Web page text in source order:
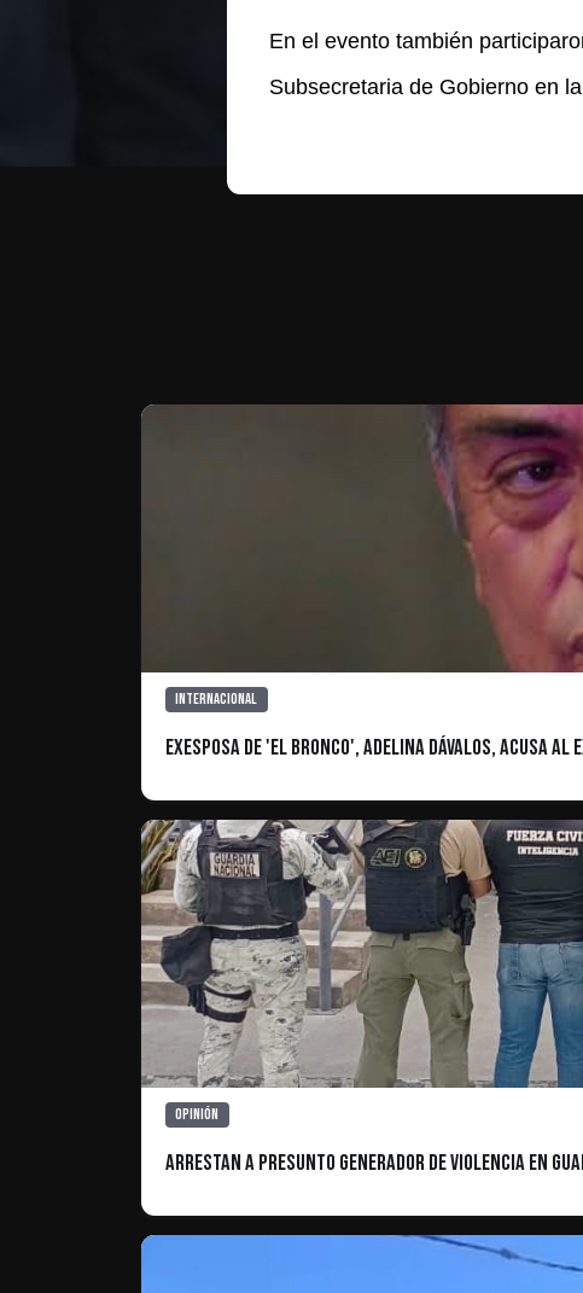
En el evento también
Subsecretaria de Gobierno en
Internacional
Exesposa de 'El Bronco', Adelina Dávalos, Acusa
Opinión
Arrestan a Presunto Generador de Violencia en